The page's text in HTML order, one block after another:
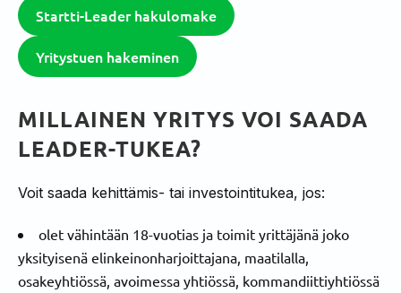
Startti-Leader hakulomake
Yritystuen hakeminen
MILLAINEN YRITYS VOI SAADA
LEADER-TUKEA?
Voit saada kehittämis- tai investointitukea, jos:
olet vähintään 18-vuotias ja toimit yrittäjänä joko
yksityisenä elinkeinonharjoittajana, maatilalla,
osakeyhtiössä, avoimessa yhtiössä, kommandiittiyhtiössä